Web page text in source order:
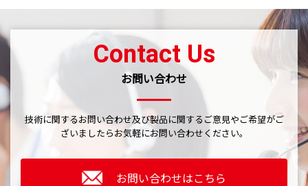
Contact Us
お問い合わせ
技術に関するお問い合わせ及び製品に関するご意見やご希望がご
ざいましたら お気軽にお問い合わせください。
お問い合わせはこちら